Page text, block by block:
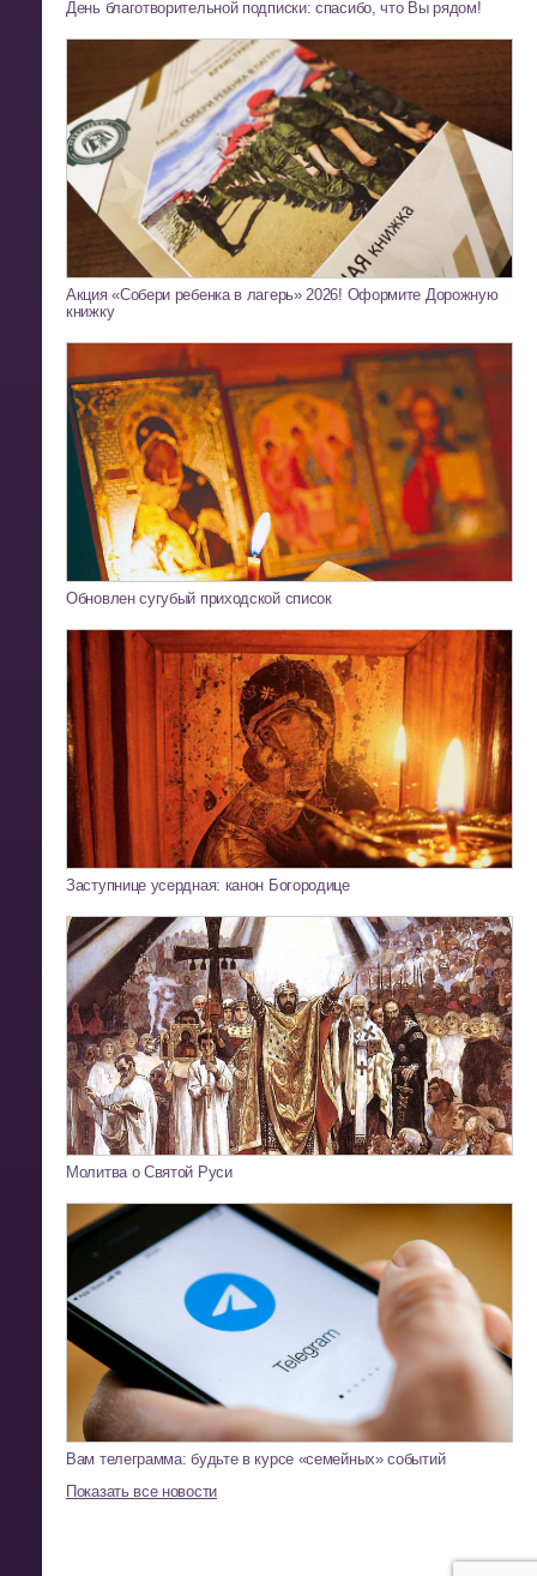
День благотворительной подписки: спасибо, что Вы рядом!
Акция «Собери ребенка в лагерь» 2026! Оформите Дорожную
книжку
Обновлен сугубый приходской список
Заступнице усердная: канон Богородице
Молитва о Святой Руси
Вам телеграмма: будьте в курсе «семейных» событий
Показать все новости